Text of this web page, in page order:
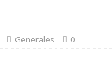
Generales 0